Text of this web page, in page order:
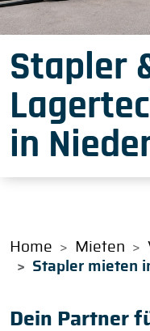
Stapler
in
Home Mieten
Stapler mieten
Dein Partner